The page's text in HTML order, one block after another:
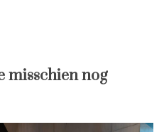
misschien nog